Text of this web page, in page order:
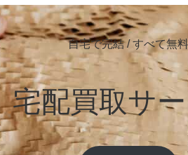
自宅で完結 / すべて無料
宅配買取サ